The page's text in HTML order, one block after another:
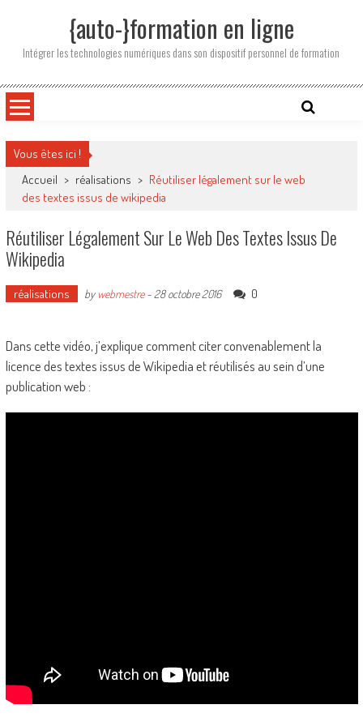
{auto-}formation en ligne
Intégrer les technologies numériques dans son dispositif personnel de formation
Vous êtes ici !
Accueil > réalisations > Réutiliser légalement sur le web
des textes issus de wikipedia
Réutiliser Légalement Sur Le Web Des Textes Issus De
Wikipedia
réalisations by webmestre- 28 octobre 2016 0
Dans cette vidéo, j’explique comment citer convenablement la
licence des textes issus de Wikipedia et réutilisés au sein d’une
publication web :